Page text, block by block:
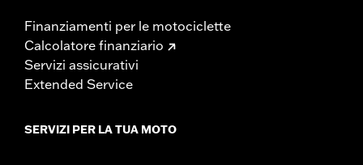
Finanziamenti per le motociclette
Calcolatore finanziario
Servizi assicurativi
Extended Service
SERVIZI PER LA TUA MOTO